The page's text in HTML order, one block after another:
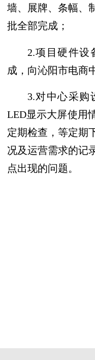
墙、展牌、条幅、
批全部完成；
2.项目硬件设
成，向沁阳市电商
3.对中心采购
LED显示大屏使用
定期检查，等定期
况及运营需求的记
点出现的